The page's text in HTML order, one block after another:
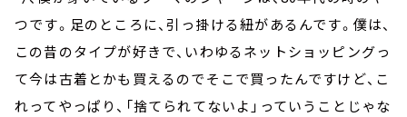
つです。足のところに、引っ掛ける紐があるんです。僕は、
この昔のタイプが好きで、いわゆるネットショッピングっ
て今は古着とかも買えるのでそこで買ったんですけど、こ
れってやっぱり、「捨てられてないよ」っていうことじゃな